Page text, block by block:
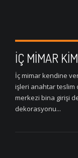
İÇ MİMAR
İç mimar kendine
işleri anahtar teslim
merkezi bina girişi
dekorasyonu...